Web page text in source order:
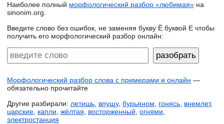
Наиболее полный морфологический разбор «любимая» на
sinonim.org.
Введите слово без ошибок, не заменяя букву Ё буквой Е чтобы
получить его морфологический разбор онлайн:
Морфологический разбор слова с примерами и онлайн —
обязательно прочитайте
Другие разбирали: летишь впущу, бурьяном гонясь внемлет,
царские капли жёлтая восторженный огнями
электростанция